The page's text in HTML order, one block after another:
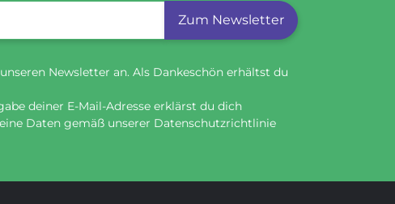
Zum Newsletter
Newsletter an. Als Dankeschön erhältst du
deiner E-Mail-Adresse erklärst du dich
Daten gemäß unserer Datenschutzrichtlinie